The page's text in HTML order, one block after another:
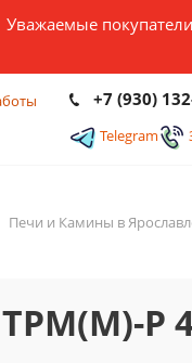
Уважаемые
+7 (930)
Telegram
Печи и Камины в
Р